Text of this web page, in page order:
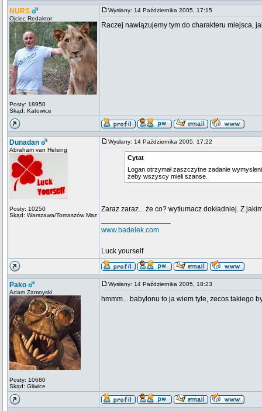
NURS
Ojciec Redaktor
Posty: 18950
Skąd: Katowice
Wysłany: 14 Października 2005, 17:15
Raczej nawiązujemy tym do charakteru miejsca,
Dunadan
Abraham van Helsing
Posty: 10250
Skąd: Warszawa/Tomaszów Maz
Wysłany: 14 Października 2005, 17:22
Cytat
Logan otrzymał zaszczytne zadanie
żeby wszyscy mieli szanse.
Zaraz zaraz... że co? wytłumacz dokładniej. Z
www.badelek.com
Luck yourself
Pako
Adam Zamoyski
Posty: 10680
Skąd: Gliwice
Wysłany: 14 Października 2005, 18:23
hmmm... babylonu to ja wiem tyle, zecos takiego